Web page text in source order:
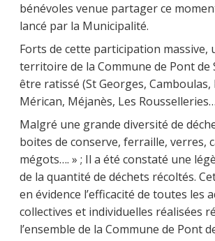
bénévoles venue partager ce
lancé par la Municipalité.
Forts de cette participation massive,
territoire de la Commune de Pont de
être ratissé (St Georges, Camboulas,
Mérican, Méjanès, Les
Malgré une grande diversité de
boites de conserve, ferraille, verres,
mégots…. » ; Il a été constaté une
de la quantité de déchets récoltés.
en évidence l’efficacité de toutes les
collectives et individuelles réalisées
l’ensemble de la Commune de Pont